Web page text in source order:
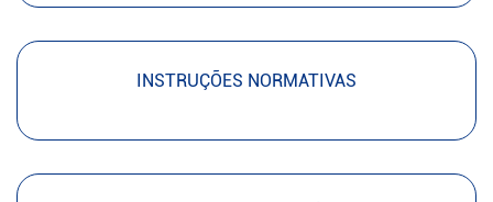
INSTRUÇÕES NORMATIVAS